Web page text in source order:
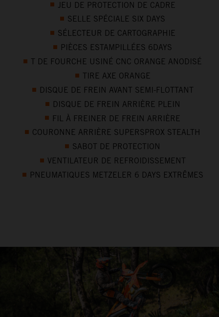
JEU DE PROTECTION DE CADRE
SELLE SPÉCIALE SIX DAYS
SÉLECTEUR DE CARTOGRAPHIE
PIÈCES ESTAMPILLÉES 6DAYS
T DE FOURCHE USINÉ CNC ORANGE ANODISÉ
TIRE AXE ORANGE
DISQUE DE FREIN AVANT SEMI-FLOTTANT
DISQUE DE FREIN ARRIÈRE PLEIN
FIL À FREINER DE FREIN ARRIÈRE
COURONNE ARRIÈRE SUPERSPROX STEALTH
SABOT DE PROTECTION
VENTILATEUR DE REFROIDISSEMENT
PNEUMATIQUES METZELER 6 DAYS EXTRÊMES